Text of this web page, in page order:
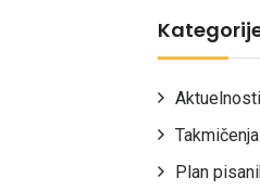
Aktuelnosti
Takmičenja
Plan